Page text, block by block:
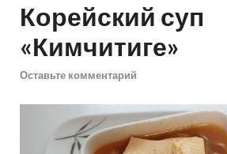
Корейский суп
«Кимчитиге»
Оставьте комментарий